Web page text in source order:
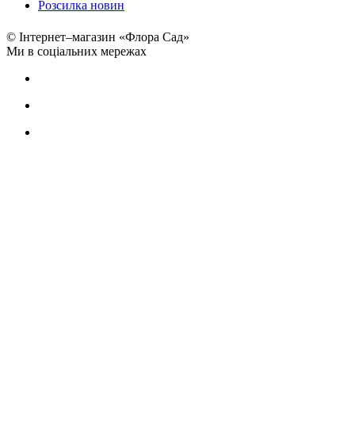
Розсилка новин
© Інтернет–магазин «Флора Сад»
Ми в соціальних мережах